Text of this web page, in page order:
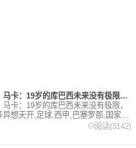
【你怎么看？】马卡：19岁的库巴西未来没有极限，剑指金球奖并
马卡：19岁的库巴西未来没有极限，
异想天开,足球,西甲,巴塞罗那,国家
。欢迎收藏本站，24小时为你更新
阅读(3142)